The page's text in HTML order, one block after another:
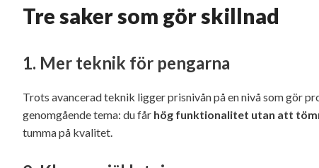
Tre saker som gör skillnad
1. Mer teknik för pengarna
Trots avancerad teknik ligger prisnivån på en nivå som gör
genomgående tema: du får hög funktionalitet utan att
tumma på kvalitet.